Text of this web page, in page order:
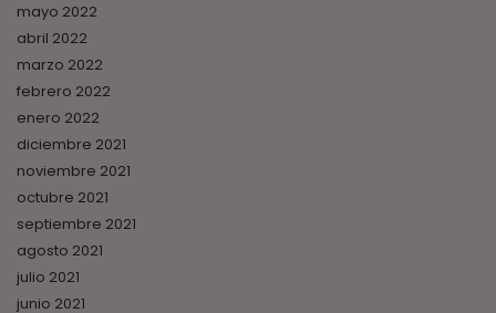
mayo 2022
abril 2022
marzo 2022
febrero 2022
enero 2022
diciembre 2021
noviembre 2021
octubre 2021
septiembre 2021
agosto 2021
julio 2021
junio 2021